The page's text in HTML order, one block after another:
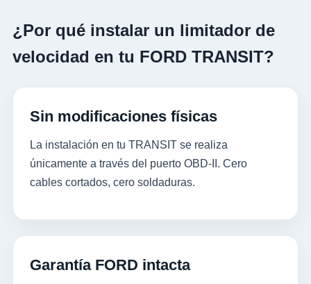
¿Por qué instalar un limitador de
velocidad en tu FORD TRANSIT?
Sin modificaciones físicas
La instalación en tu TRANSIT se realiza
únicamente a través del puerto OBD-II. Cero
cables cortados, cero soldaduras.
Garantía FORD intacta